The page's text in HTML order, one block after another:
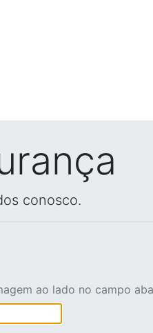
conosco.
ao lado no campo